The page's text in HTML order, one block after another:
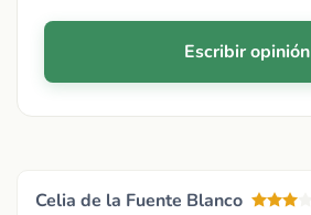
Escribir opinión
Celia de la Fuente Blanco